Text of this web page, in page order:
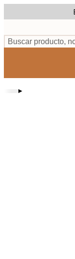
to
content.
Buscar producto,
▸